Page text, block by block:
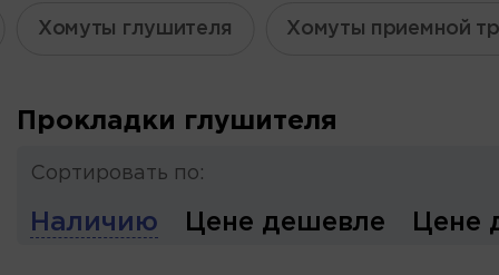
Хомуты глушителя Хомуты приемной
Прокладки глушителя
Сортировать по:
Наличию Цене дешевле Цене